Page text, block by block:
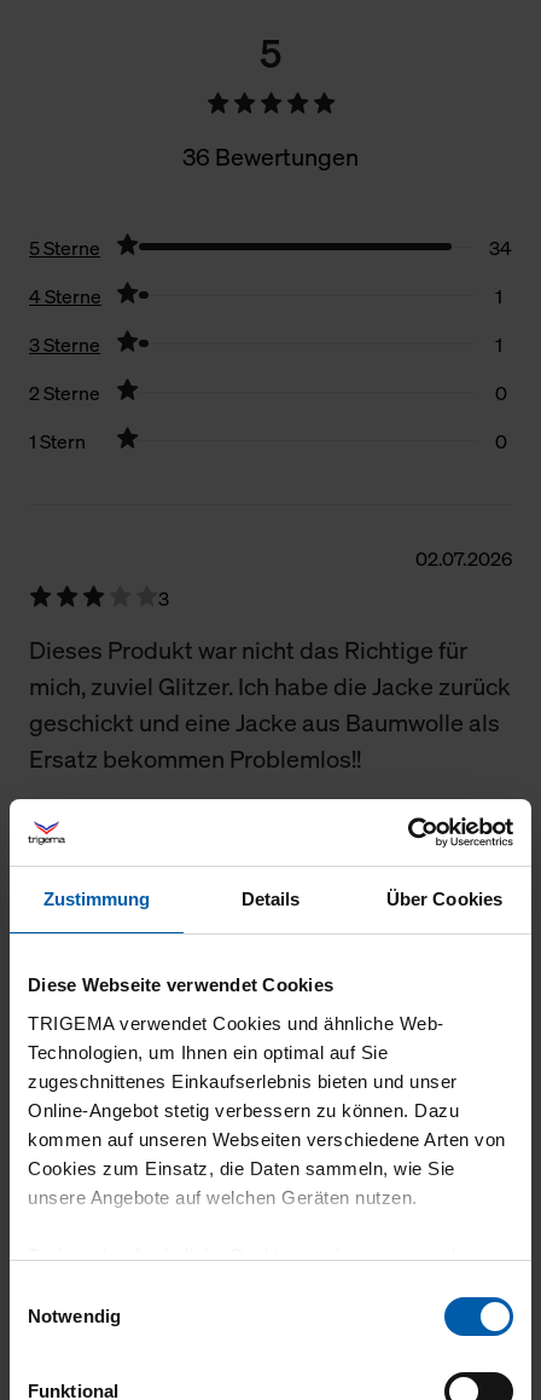
Zustimmung Details Über Cookies
Diese Webseite verwendet Cookies
TRIGEMA verwendet Cookies und ähnliche Web-
Technologien, um Ihnen ein optimal auf Sie
zugeschnittenes Einkaufserlebnis bieten und unser
Online-Angebot stetig verbessern zu können. Dazu
kommen auf unseren Webseiten verschiedene Arten von
Cookies zum Einsatz, die Daten sammeln, wie Sie
unsere Angebote auf welchen Geräten nutzen.
Technisch erforderliche Cookies sind eine notwendige
grundlegende Funktionen wie etwa zur Auswahl und
Notwendig
Funktional
5
36 Bewertungen
5 Sterne
34
4 Sterne
1
3 Sterne
1
2 Sterne
0
1 Stern
0
02.07.2026
3
Dieses Produkt war nicht das Richtige für
mich, zuviel Glitzer. Ich habe die Jacke zurück
geschickt und eine Jacke aus Baumwolle als
Ersatz bekommen Problemlos!!
03.06.2026
5
Es wirkt elegant, ist super kombinierbar zu
Rock und Hose. Auch für Jüngere geeignet.
Angenehm auf der Haut zu tragen.
15.05.2026
sehr schick.